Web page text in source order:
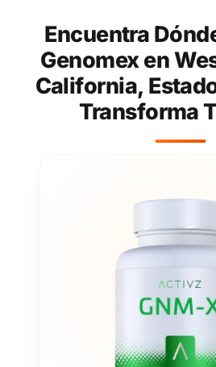
Encuentra
Genomex en
California,
Transforma